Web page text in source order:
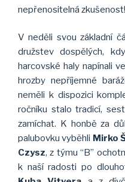
nepřenositelná zkušenost!
V neděli svou základní
družstev dospělých,
harcovské haly napínali
hrozby nepříjemné
neměli k dispozici
ročníku stalo tradicí,
zamíchat. K honbě za
palubovku vyběhli Mirko
Czysz, z týmu “B”
k naší radosti po